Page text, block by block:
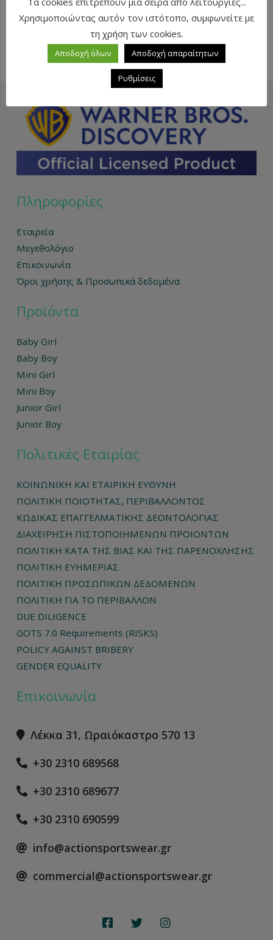
ΠΑΝΤΕΛΟΝΙ ΦΟΥΤΕΡ ΣΕΙΡΑ BASIC
Πληροφορίες
Εταιρεία
Μεγεθολόγιο
Επικοινωνία
Όροι χρήσης & Προσωπικά δεδομένα
Προϊόντα
Baby Girl
Baby Boy
Mini Girl
Mini Boy
Junior Girl
Junior Boy
Πολιτικές Εταιρίας
ΚΟΙΝΩΝΙΚΗ ΚΑΙ ΕΤΑΙΡΙΚΗ ΕΥΘΥΝΗ
ΠΟΛΙΤΙΚΗ ΠΟΙΟΤΗΤΑΣ, ΠΕΡΙΒΑΛΛΟΝΤΟΣ
ΚΩΔΙΚΑΣ ΕΠΑΓΓΕΛΜΑΤΙΚΗΣ ΔΕΟΝΤΟΛΟΓΙΑΣ
ΔΙΑΧΕΙΡΗΣΗ ΠΙΣΤΟΠΟΙΗΜΕΝΩΝ ΠΡΟΙΟΝΤΩΝ
ΠΟΛΙΤΙΚΗ ΚΑΤΑ ΤΗΣ ΒΙΑΣ ΚΑΙ ΤΗΣ ΠΑΡΕΝΟΧΛΗΣΗΣ
ΠΟΛΙΤΙΚΗ ΕΥΗΜΕΡΙΑΣ
ΠΟΛΙΤΙΚΗ ΠΡΟΣΩΠΙΚΩΝ ΔΕΔΟΜΕΝΩΝ
ΠΟΛΙΤΙΚΗ ΓΙΑ ΤΟ ΠΕΡΙΒΑΛΛΟΝ
DUE DILIGENCE
GOTS 7.0 Requirements (RISKS)
POLICY AGAINST BRIBERY
GENDER EQUALITY
Επικοινωνία
Λέκκα 31, Ωραιόκαστρο 570 13
+30 2310 689568
+30 2310 689677
+30 2310 690599
info@actionsportswear.gr
commercial@actionsportswear.gr
Χρησιμοποιώντας αυτόν τον ιστότοπο, συμφωνείτε με
τη χρήση των cookies.
Αποδοχή όλων Αποδοχή απαραίτητων
Ρυθμίσεις